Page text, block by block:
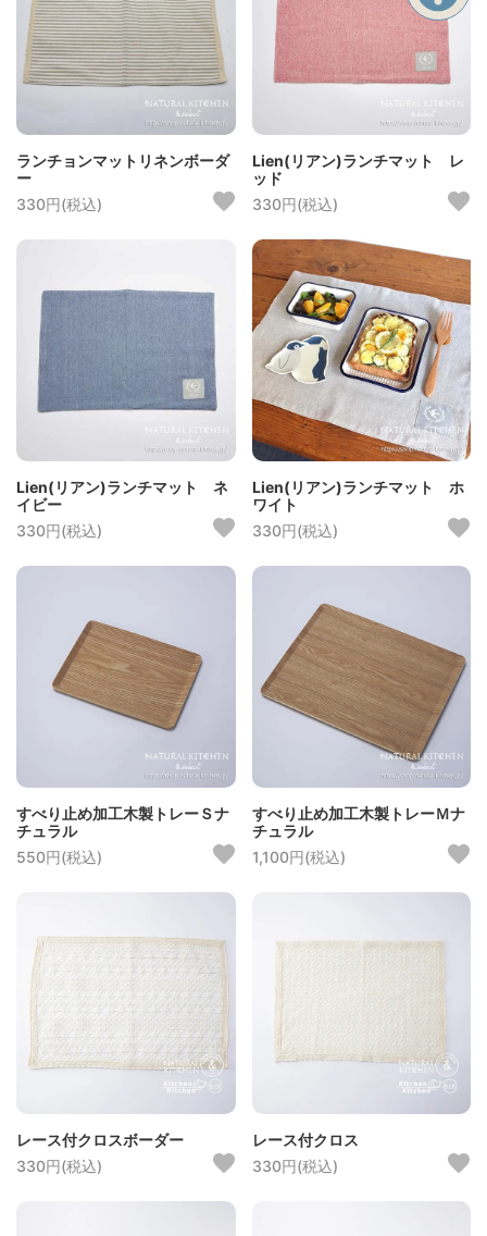
ランチョンマットリネンボーダ
ー
330円(税込)
Lien(リアン)ランチマット レ
ッド
330円(税込)
Lien(リアン)ランチマット ネ
イビー
330円(税込)
Lien(リアン)ランチマット ホ
ワイト
330円(税込)
すべり止め加工木製トレーＳナ
チュラル
550円(税込)
すべり止め加工木製トレーＭナ
チュラル
1,100円(税込)
レース付クロスボーダー
330円(税込)
レース付クロス
330円(税込)